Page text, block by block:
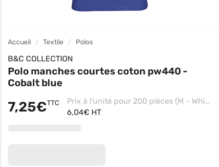
Accueil Textile Polos
B&C COLLECTION
Polo manches courtes coton pw440 -
Cobalt blue
7,25€TTC
Prix à l'unité pour 200 pièces (M - White)
6,04€ HT